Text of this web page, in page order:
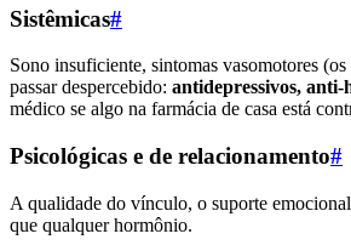
Sistêmicas#
Sono insuficiente, sintomas vasomotores
passar despercebido: antidepressivos, anti-
médico se algo na farmácia de casa está
Psicológicas e de relacionamento#
A qualidade do vínculo, o suporte
que qualquer hormônio.